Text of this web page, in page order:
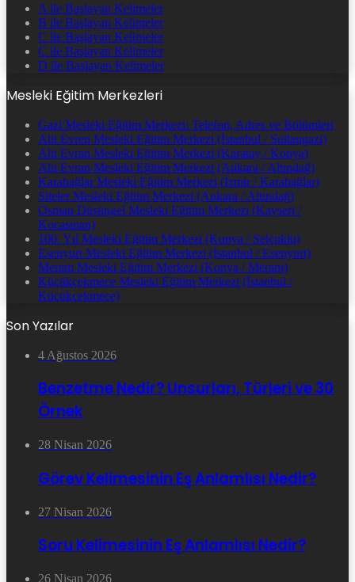
A ile Başlayan Kelimeler
B ile Başlayan Kelimeler
C ile Başlayan Kelimeler
Ç ile Başlayan Kelimeler
D ile Başlayan Kelimeler
Mesleki Eğitim Merkezleri
Gazi Mesleki Eğitim Merkezi: Telefon, Adres ve Bölümleri
Ahi Evren Mesleki Eğitim Merkezi (İstanbul / Sultangazi)
Ahi Evran Mesleki Eğitim Merkezi (Karatay / Konya)
Ahi Evran Mesleki Eğitim Merkezi (Ankara / Altındağ)
Karabağlar Mesleki Eğitim Merkezi (İzmir / Karabağlar)
Siteler Mesleki Eğitim Merkezi (Ankara / Altındağ)
Osman Düşüngel Mesleki Eğitim Merkezi (Kayseri /
Kocasinan)
100. Yıl Mesleki Eğitim Merkezi (Konya / Selçuklu)
Esenyurt Mesleki Eğitim Merkezi (İstanbul / Esenyurt)
Meram Mesleki Eğitim Merkezi (Konya / Meram)
Küçükçekmece Mesleki Eğitim Merkezi (İstanbul /
Küçükçekmece)
Son Yazılar
4 Ağustos 2026
Benzetme Nedir? Unsurları, Türleri ve 30
Örnek
28 Nisan 2026
Görev Kelimesinin Eş Anlamlısı Nedir?
27 Nisan 2026
Soru Kelimesinin Eş Anlamlısı Nedir?
26 Nisan 2026